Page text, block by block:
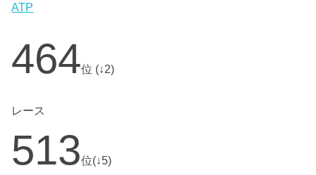
ATP
464位 (↓2)
レース
513位(↓5)